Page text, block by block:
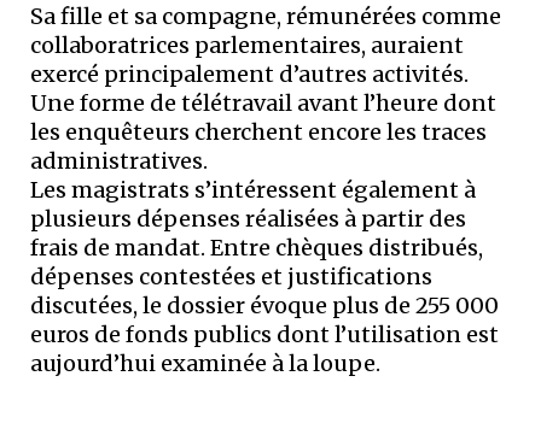
Sa fille et sa compagne, rémunérées comme
collaboratrices parlementaires, auraient
exercé principalement d’autres activités.
Une forme de télétravail avant l’heure dont
les enquêteurs cherchent encore les traces
administratives.
Les magistrats s’intéressent également à
plusieurs dépenses réalisées à partir des
frais de mandat. Entre chèques distribués,
dépenses contestées et justifications
discutées, le dossier évoque plus de 255 000
euros de fonds publics dont l’utilisation est
aujourd’hui examinée à la loupe.